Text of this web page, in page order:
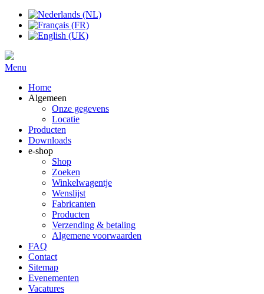
Menu
Home
Algemeen
Onze gegevens
Locatie
Producten
Downloads
e-shop
Shop
Zoeken
Winkelwagentje
Wenslijst
Fabricanten
Producten
Verzending & betaling
Algemene voorwaarden
FAQ
Contact
Sitemap
Evenementen
Vacatures